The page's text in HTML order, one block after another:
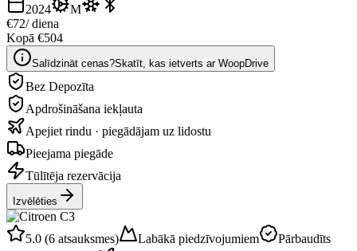
2024
M
€72/ diena
Kopā €504
Salīdzināt cenas?Skatīt, kas ietverts ar WoopDrive
Bez Depozīta
Apdrošināšana iekļauta
Apejiet rindu · piegādājam uz lidostu
Pieejama piegāde
Tūlītēja rezervācija
Izvēlēties
5.0 (6 atsauksmes) Labākā piedzīvojumiem
Pārbaudīts